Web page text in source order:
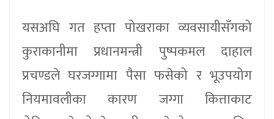
यसअघि गत हप्ता पोखराका व्यवसायीसँगको
कुराकानीमा प्रधानमन्त्री पुष्पकमल दाहाल
प्रचण्डले घरजग्गामा पैसा फसेको र भूउपयोग
नियमावलीका कारण जग्गा कित्ताकाट